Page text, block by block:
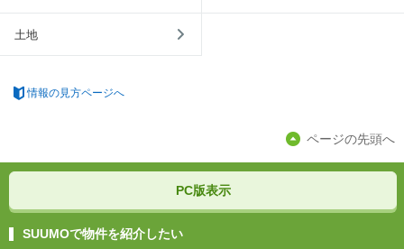
土地
情報の見方ページへ
ページの先頭へ
PC版表示
SUUMOで物件を紹介したい